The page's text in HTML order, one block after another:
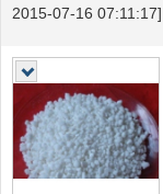
2015-07-16 07:11:17]